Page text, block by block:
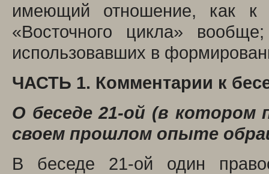
имеющий отношение, как
«Восточного цикла»
использовавших в
ЧАСТЬ 1. Комментарии к
О беседе 21-ой (в котором
своем прошлом опыте
В беседе 21-ой один